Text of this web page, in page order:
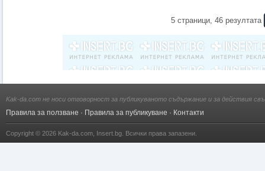
5 страници, 46 резултата
Kak-da.com не носи отговорност за публикуваното съдържание и за действия
Правила за ползване · Правила за публикуване · Контакти
Copyright © 2026 Kak-da.com Insert.bg . Всички права запазени.